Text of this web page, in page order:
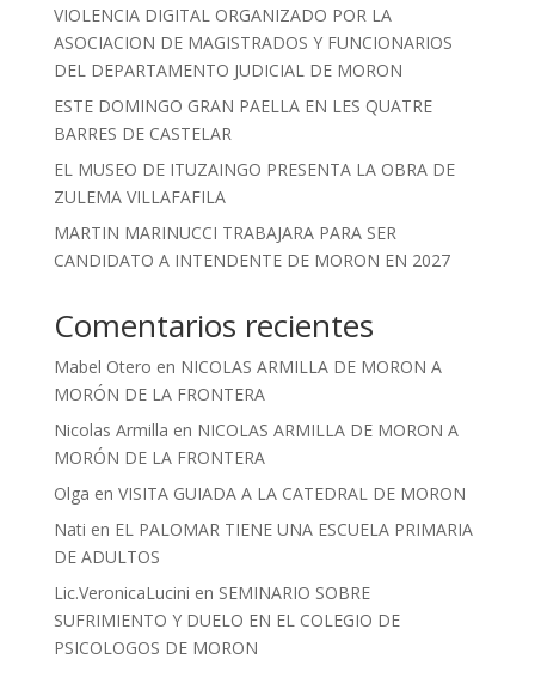
VIOLENCIA DIGITAL ORGANIZADO POR LA
ASOCIACION DE MAGISTRADOS Y FUNCIONARIOS
DEL DEPARTAMENTO JUDICIAL DE MORON
ESTE DOMINGO GRAN PAELLA EN LES QUATRE
BARRES DE CASTELAR
EL MUSEO DE ITUZAINGO PRESENTA LA OBRA DE
ZULEMA VILLAFAFILA
MARTIN MARINUCCI TRABAJARA PARA SER
CANDIDATO A INTENDENTE DE MORON EN 2027
Comentarios recientes
Mabel Otero en NICOLAS ARMILLA DE MORON A
MORÓN DE LA FRONTERA
Nicolas Armilla en NICOLAS ARMILLA DE MORON A
MORÓN DE LA FRONTERA
Olga en VISITA GUIADA A LA CATEDRAL DE MORON
Nati en EL PALOMAR TIENE UNA ESCUELA PRIMARIA
DE ADULTOS
Lic.VeronicaLucini en SEMINARIO SOBRE
SUFRIMIENTO Y DUELO EN EL COLEGIO DE
PSICOLOGOS DE MORON